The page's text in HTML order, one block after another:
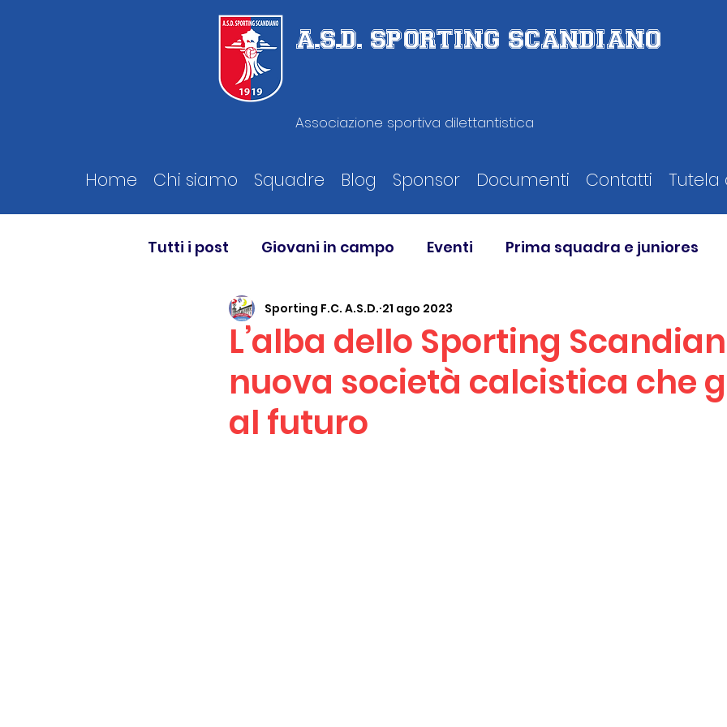
A.S.D. SPORTING SCANDIANO
Associazione sportiva dilettantistica
Home Chi siamo Squadre Blog Sponsor Documenti Contatti Tutela
Tutti i post Giovani in campo Eventi Prima squadra e juniores
L’alba dello Sporting
nuova società calcistica che
al futuro
Sporting F.C. A.S.D. 21 ago 2023